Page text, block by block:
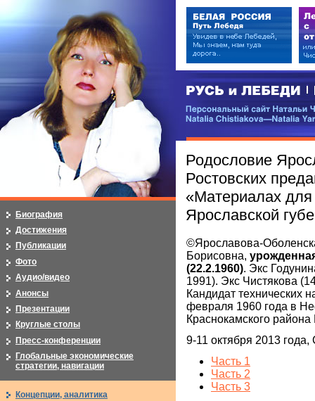
РУСЬ и ЛЕБЕДИ | RUSI —
Персональный сайт Натальи
Родословие
Ростовских
«Материалах для
Ярославской
©Ярославова-
Борисовна,
(22.2.1960). Экс
1991). Экс Чистякова
Кандидат технических
февраля 1960 года в
Краснокамского
9-11 октября 2013 года,
Часть 1
Часть 2
Часть 3
Биография
Достижения
Публикации
Фото
Аудио/видео
Анонсы
Презентации
Круглые столы
Пресс-конференции
Глобальные экономические
стратегии, навигации
Концепции, аналитика